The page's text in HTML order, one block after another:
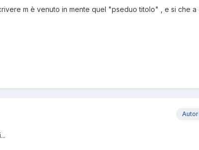
m è venuto in mente quel "pseduo titolo" , e si che